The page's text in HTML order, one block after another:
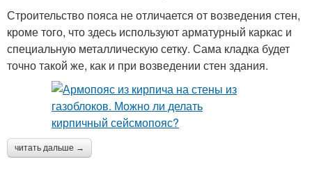
Строительство пояса не отличается от возведения стен,
кроме того, что здесь используют арматурный каркас и
специальную металлическую сетку. Сама кладка будет
точно такой же, как и при возведении стен здания.
читать дальше →